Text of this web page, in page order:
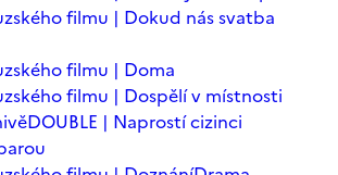
filmu | Dokud nás svatba
filmu | Doma
filmu | Dospělí v místnosti
DOUBLE | Naprostí cizinci